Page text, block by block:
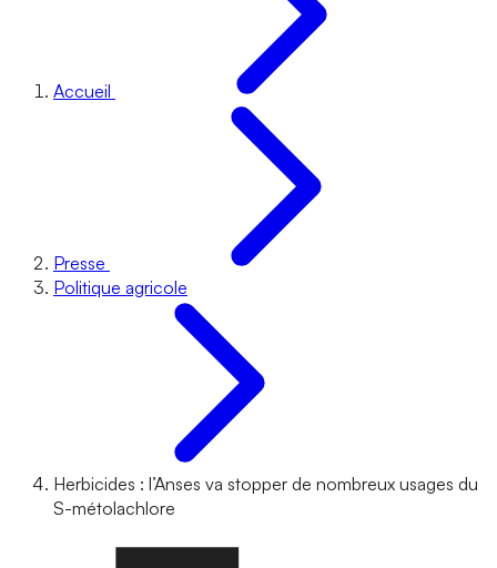
Accueil
Presse
Politique agricole
Herbicides : l’Anses va stopper de nombreux usages du
S-métolachlore